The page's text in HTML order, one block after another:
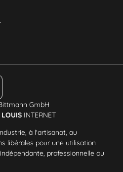
GmbH
LOUIS INTERNET
à l'artisanat, au
libérales pour une utilisation
professionnelle ou